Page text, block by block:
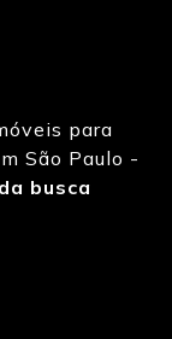
para
São Paulo -
busca